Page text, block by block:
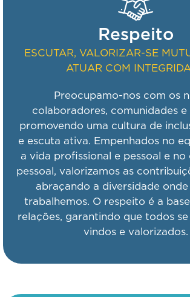
Respeito
ESCUTAR, VALORIZAR-SE
ATUAR COM
Preocupamo-nos com os
colaboradores, comunidades e
promovendo uma cultura de
e escuta ativa. Empenhados no
a vida profissional e pessoal e no
pessoal, valorizamos as
abraçando a diversidade
trabalhemos. O respeito é a
relações, garantindo que todos
vindos e valorizados.